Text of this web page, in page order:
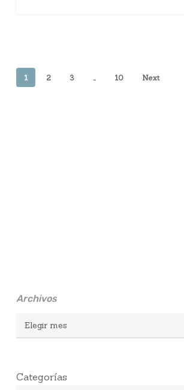
1 2 3 … 10 Next
Archivos
Archivos
Categorías